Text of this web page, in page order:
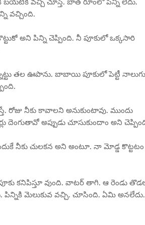
వచ్చి చూస్తే. బాత్ రూంలో పిన్ని లేదు.
వచ్చింది.
అని పిన్ని చెప్పింది. నీ పూకులో ఒక్కసారి
తల ఊపాను. బాబాయి పూకులో పెట్టీ నాలుగు
రోజు నీకు కావాలని అనుకుంటావు. ముందు
దెంగుతావో అప్పుడు చూసుకుందాం అని
నీకు చులకన అని అంటూ. నా మోడ్డ కొట్టటం
కనిపిస్తూ వుంది. వాటర్ తాగి. ఆ రెండు
మెలుకువ వచ్చి. చూసింది. ఏమి అనలేదు.